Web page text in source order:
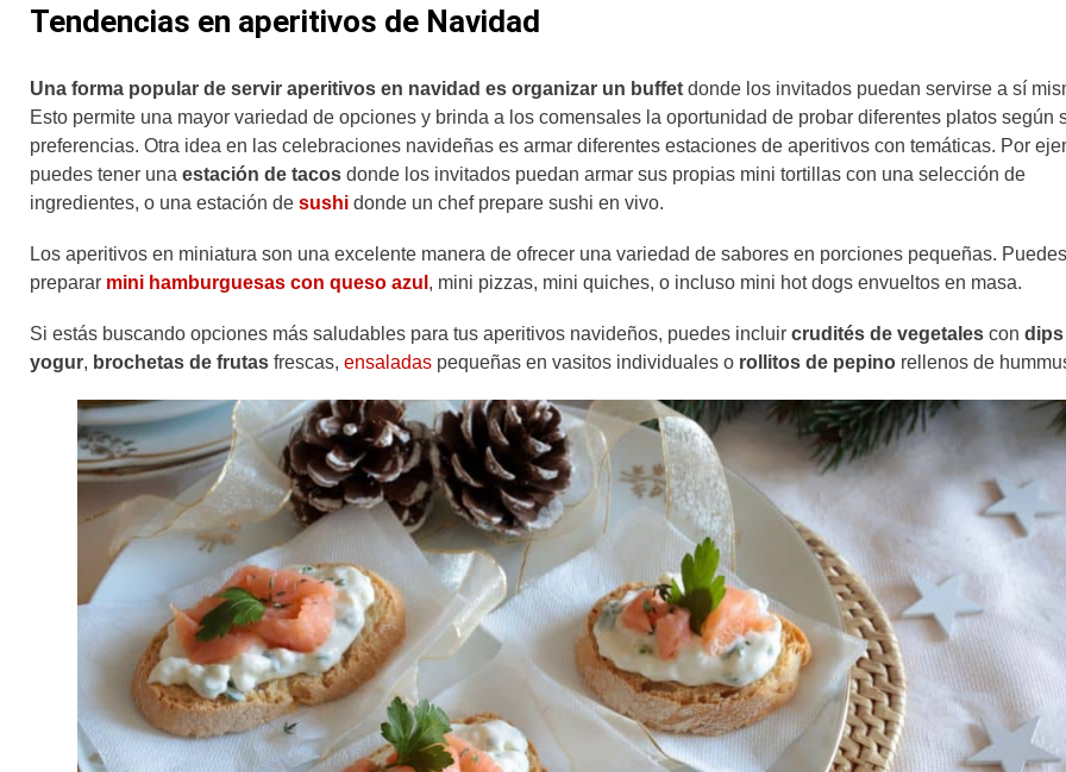
Tendencias en aperitivos de Navidad
Una forma popular de servir aperitivos en navidad es organizar un buffet donde los invitados puedan servirse a sí
Esto permite una mayor variedad de opciones y brinda a los comensales la oportunidad de probar diferentes platos según
preferencias. Otra idea en las celebraciones navideñas es armar diferentes estaciones de aperitivos con temáticas. Por
puedes tener una estación de tacos donde los invitados puedan armar sus propias mini tortillas con una selección de
ingredientes, o una estación de sushi donde un chef prepare sushi en vivo.
Los aperitivos en miniatura son una excelente manera de ofrecer una variedad de sabores en porciones pequeñas. Puedes
preparar mini hamburguesas con queso azul , mini pizzas, mini quiches, o incluso mini hot dogs envueltos en masa.
Si estás buscando opciones más saludables para tus aperitivos navideños, puedes incluir crudités de vegetales con dips
yogur, brochetas de frutas frescas, ensaladas pequeñas en vasitos individuales o rollitos de pepino rellenos de